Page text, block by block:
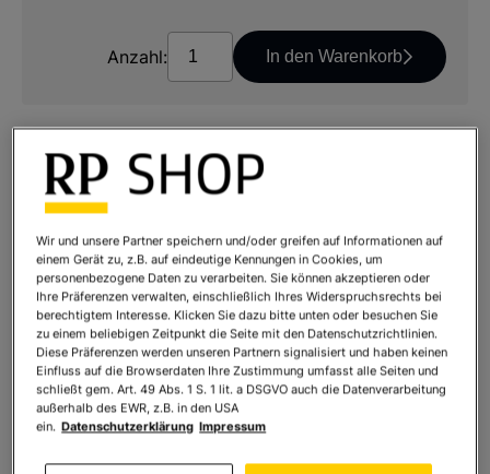
Anzahl: In den Warenkorb
TEILEN SIE DIESES PRODUKT
HABEN SIE FRAGEN ZUM PRODUKT?
Anfrage senden
PRODUKTBESCHREIBUNG
Eine stete Tugend. Bronzierter Zinnguss auf Sockel
Wir und unsere Partner speichern und/oder greifen auf Informationen auf
einem Gerät zu, z.B. auf eindeutige Kennungen in Cookies, um
personenbezogene Daten zu verarbeiten. Sie können akzeptieren oder
Ihre Präferenzen verwalten, einschließlich Ihres Widerspruchsrechts bei
berechtigtem Interesse. Klicken Sie dazu bitte unten oder besuchen Sie
zu einem beliebigen Zeitpunkt die Seite mit den Datenschutzrichtlinien.
Diese Präferenzen werden unseren Partnern signalisiert und haben keinen
Einfluss auf die Browserdaten Ihre Zustimmung umfasst alle Seiten und
schließt gem. Art. 49 Abs. 1 S. 1 lit. a DSGVO auch die Datenverarbeitung
außerhalb des EWR, z.B. in den USA
ein. Datenschutzerklärung Impressum